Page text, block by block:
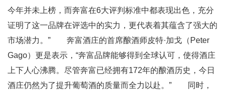
今年并未上榜，而奔富在6大评判标准中都表现出色，充分
证明了这一品牌在评选中的实力，更代表着其蕴含了强大的
市场潜力。” 奔富酒庄的首席酿酒师皮特·加戈（Peter
Gago）更是表示，“奔富品牌能够得到全球认可，使得酒庄
上下人心沸腾。尽管奔富已经拥有172年的酿酒历史，今日
酒庄仍然为了提升葡萄酒的质量而全力以赴。” 同时，